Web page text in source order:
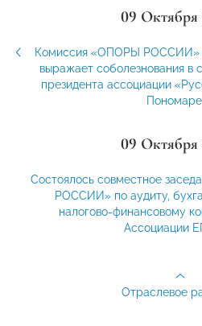
09 Октября
Комиссия «ОПОРЫ РОССИИ»
выражает соболезнования в
президента ассоциации
09 Октября
Состоялось совместное
РОССИИ» по аудиту,
налогово-финансовому
Ассоциации
Отраслевое